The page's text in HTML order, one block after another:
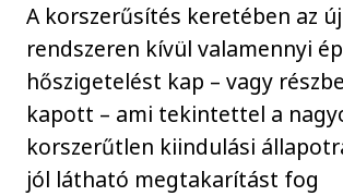
A korszerűsítés keretében az
rendszeren kívül valamennyi
hőszigetelést kap – vagy
kapott – ami tekintettel a
korszerűtlen kiindulási
jól látható megtakarítást fog